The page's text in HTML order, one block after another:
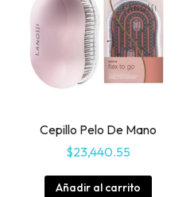
Cepillo Pelo De Mano
$23,440.55
Añadir al carrito